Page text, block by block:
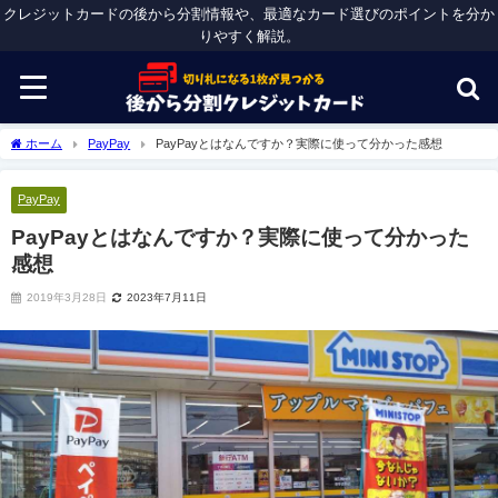
クレジットカードの後から分割情報や、最適なカード選びのポイントを分か
りやすく解説。
ホーム PayPay PayPayとはなんですか？実際に使って分かった感想
PayPay
PayPayとはなんですか？実際に使って分かった
感想
2019年3月28日 2023年7月11日